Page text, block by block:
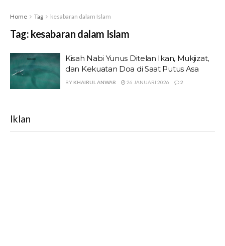
Home Tag kesabaran dalam Islam
Tag: kesabaran dalam Islam
Kisah Nabi Yunus Ditelan Ikan, Mukjizat,
dan Kekuatan Doa di Saat Putus Asa
BY KHAIRUL ANWAR 26 JANUARI 2026 2
Iklan